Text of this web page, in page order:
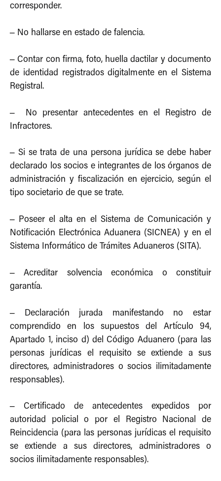
corresponder.
– No hallarse en estado de falencia.
– Contar con firma, foto, huella dactilar y documento
de identidad registrados digitalmente en el Sistema
Registral.
– No presentar antecedentes en el Registro de
Infractores.
– Si se trata de una persona jurídica se debe haber
declarado los socios e integrantes de los órganos de
administración y fiscalización en ejercicio, según el
tipo societario de que se trate.
– Poseer el alta en el Sistema de Comunicación y
Notificación Electrónica Aduanera (SICNEA) y en el
Sistema Informático de Trámites Aduaneros (SITA).
– Acreditar solvencia económica o constituir
garantía.
– Declaración jurada manifestando no estar
comprendido en los supuestos del Artículo 94,
Apartado 1, inciso d) del Código Aduanero (para las
personas jurídicas el requisito se extiende a sus
directores, administradores o socios ilimitadamente
responsables).
– Certificado de antecedentes expedidos por
autoridad policial o por el Registro Nacional de
Reincidencia (para las personas jurídicas el requisito
se extiende a sus directores, administradores o
socios ilimitadamente responsables).